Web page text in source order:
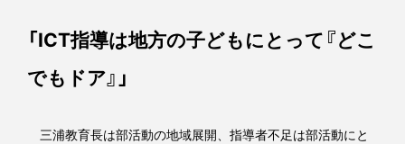
「ICT指導は地方の子どもにとって『どこ
でもドア』」
三浦教育長は部活動の地域展開、指導者不足は部活動にと